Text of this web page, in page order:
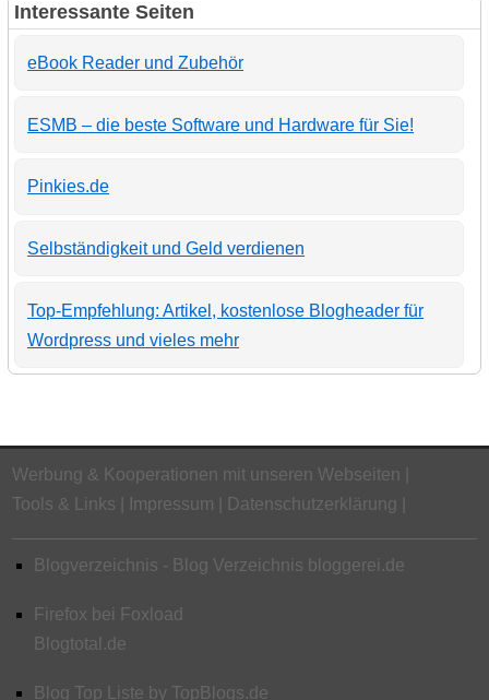
Interessante Seiten
eBook Reader und Zubehör
ESMB – die beste Software und Hardware für Sie!
Pinkies.de
Selbständigkeit und Geld verdienen
Top-Empfehlung: Artikel, kostenlose Blogheader für
Wordpress und vieles mehr
Werbung & Kooperationen mit unseren Webseiten
Tools & Links
Impressum Datenschutzerklärung
Blogverzeichnis - Blog Verzeichnis bloggerei.de
Firefox bei Foxload
Blogtotal.de
Blog Top Liste by TopBlogs.de